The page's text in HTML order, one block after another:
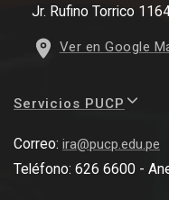
Jr. Rufino Torrico
Ver en Google
Servicios PUCP
Correo: ira@pucp.edu.pe
Teléfono: 626 6600 -